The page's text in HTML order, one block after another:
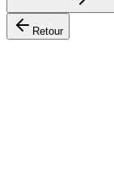
Retour